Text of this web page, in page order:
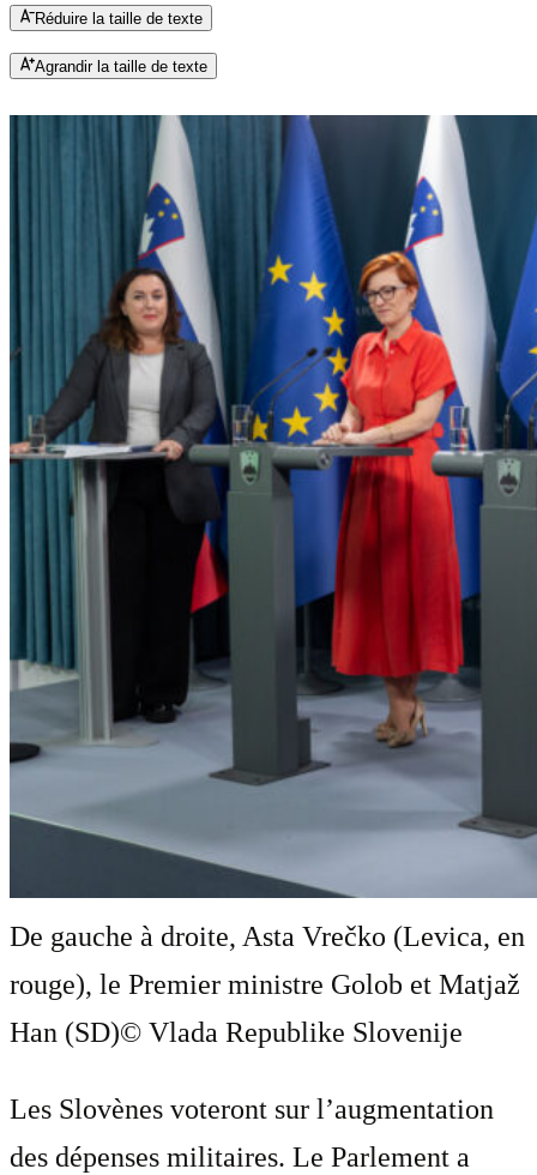
Réduire la taille de texte
Agrandir la taille de texte
De gauche à droite, Asta Vrečko (Levica, en
rouge), le Premier ministre Golob et Matjaž
Han (SD)© Vlada Republike Slovenije
Les Slovènes voteront sur l’augmentation
des dépenses militaires. Le Parlement a